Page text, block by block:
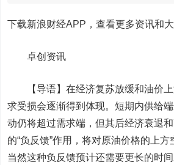
下载新浪财经APP，查看更多资讯和
卓创资讯
【导语】在经济复苏放缓和油价上
求受损会逐渐得到体现。短期内供给
动仍将超过需求端，但其后经济衰退
的“负反馈”作用，将对原油价格的上方
当然这种负反馈预计还需要更长的时